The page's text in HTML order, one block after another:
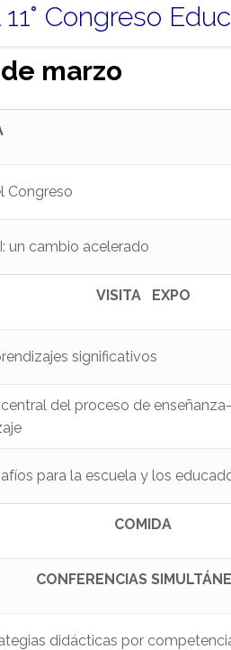
Congreso
marzo
Congreso
un cambio acelerado
VISITA EXPO
significativos
del proceso de enseñanza-
para la escuela y los
COMIDA
CONFERENCIAS
didácticas por